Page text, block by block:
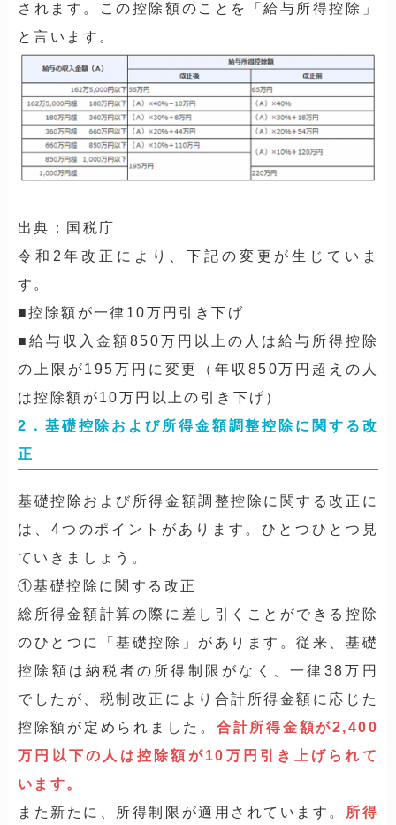
されます。この控除額のことを「給与所得控除」
と言います。
出典：国税庁
令和2年改正により、下記の変更が生じていま
す。
■控除額が一律10万円引き下げ
■給与収入金額850万円以上の人は給与所得控除
の上限が195万円に変更（年収850万円超えの人
は控除額が10万円以上の引き下げ）
2．基礎控除および所得金額調整控除に関する改
正
基礎控除および所得金額調整控除に関する改正に
は、4つのポイントがあります。ひとつひとつ見
ていきましょう。
①基礎控除に関する改正
総所得金額計算の際に差し引くことができる控除
のひとつに「基礎控除」があります。従来、基礎
控除額は納税者の所得制限がなく、一律38万円
でしたが、税制改正により合計所得金額に応じた
控除額が定められました。 合計所得金額が2,400
万円以下の人は控除額が10万円引き上げられて
います。
また新たに、所得制限が適用されています。
所得